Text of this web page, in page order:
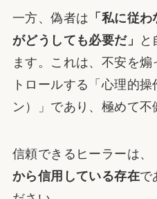
一方、偽者は 「私に従
がどうしても必要だ」
と
ます。これは、不安を
トロールする「心理的
ン）」であり、極めて不
信頼できるヒーラーは、
から信用している存在で